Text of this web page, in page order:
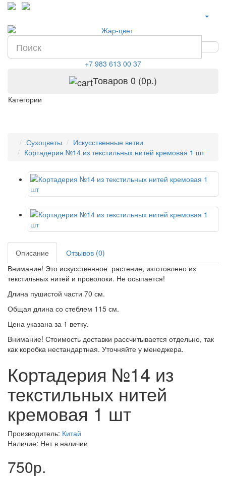
+7 983 613 00 37
Товаров 0 (0р.)
Категории
Сухоцветы
Искусственные ветви
Кортадерия №14 из текстильных нитей кремовая 1 шт
Описание
Отзывов (0)
Внимание! Это искусственное растение, изготовлено из
текстильных нитей и проволоки. Не осыпается!
Длина пушистой части 70 см.
Общая длина со стеблем 115 см.
Цена указана за 1 ветку.
Внимание! Стоимость доставки рассчитывается отдельно, так
как коробка нестандартная. Уточняйте у менеджера.
Кортадерия №14 из
текстильных нитей
кремовая 1 шт
Производитель: Китай
Наличие: Нет в наличии
750р.